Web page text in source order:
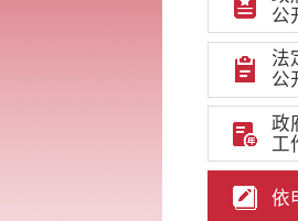
公
法
公
政
工
依